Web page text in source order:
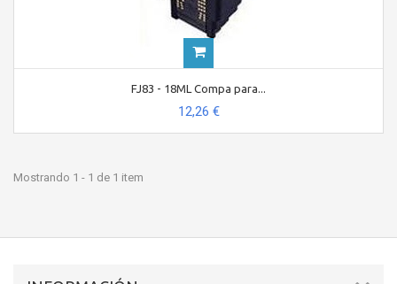
FJ83 - 18ML Compa para...
12,26 €
Mostrando 1 - 1 de 1 item